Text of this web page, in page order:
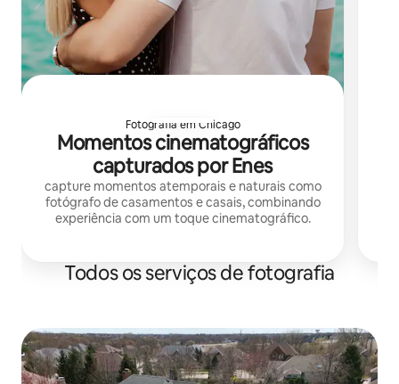
Fotografia em Chicago
Momentos cinematográficos
capturados por Enes
capture momentos atemporais e naturais como
fotógrafo de casamentos e casais, combinando
experiência com um toque cinematográfico.
Todos os serviços de fotografia